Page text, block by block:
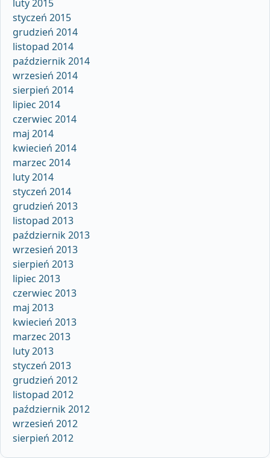
luty 2015
styczeń 2015
grudzień 2014
listopad 2014
październik 2014
wrzesień 2014
sierpień 2014
lipiec 2014
czerwiec 2014
maj 2014
kwiecień 2014
marzec 2014
luty 2014
styczeń 2014
grudzień 2013
listopad 2013
październik 2013
wrzesień 2013
sierpień 2013
lipiec 2013
czerwiec 2013
maj 2013
kwiecień 2013
marzec 2013
luty 2013
styczeń 2013
grudzień 2012
listopad 2012
październik 2012
wrzesień 2012
sierpień 2012